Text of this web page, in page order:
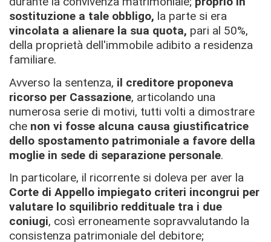
sostituzione a tale obbligo, la parte si era
vincolata a alienare la sua quota, pari al 50%,
della proprietà dell'immobile adibito a residenza
familiare.
Avverso la sentenza, il creditore proponeva
ricorso per Cassazione, articolando una
numerosa serie di motivi, tutti volti a dimostrare
che non vi fosse alcuna causa giustificatrice
dello spostamento patrimoniale a favore della
moglie in sede di separazione personale.
In particolare, il ricorrente si doleva per aver la
Corte di Appello impiegato criteri incongrui per
valutare lo squilibrio reddituale tra i due
coniugi, così erroneamente sopravvalutando la
consistenza patrimoniale del debitore;